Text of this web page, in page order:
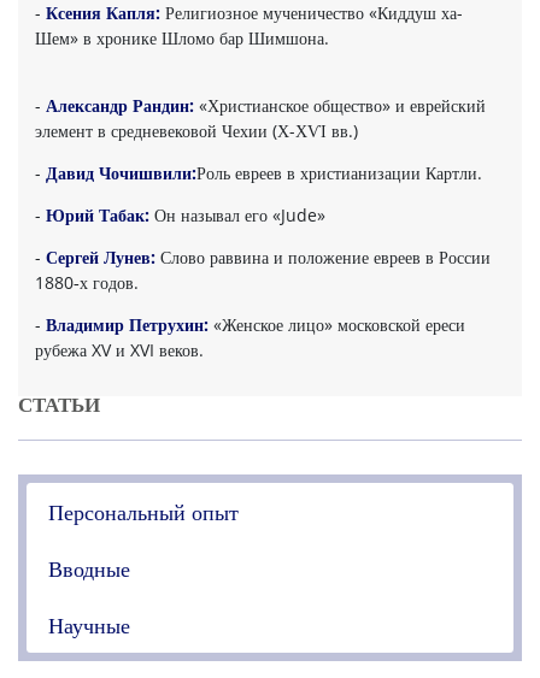
- Ксения Капля: Религиозное мученичество «Киддуш ха-
Шем» в хронике Шломо бар Шимшона.
- Александр Рандин: «Христианское общество» и еврейский
элемент в средневековой Чехии (Х-ХѴІ вв.)
- Давид Чочишвили:Роль евреев в христианизации Картли.
- Юрий Табак: Он называл его «Jude»
- Сергей Лунев: Слово раввина и положение евреев в России
1880‑х годов.
- Владимир Петрухин: «Женское лицо» московской ереси
рубежа XV и XVI веков.
СТАТЬИ
Персональный опыт
Вводные
Научные